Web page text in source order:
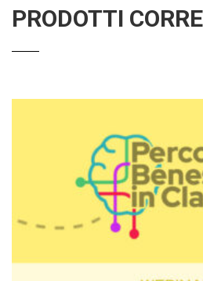
PRODOTTI